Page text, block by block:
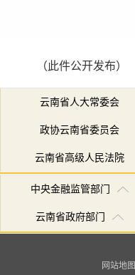
（此件公开发布）
云南省人大常委会
政协云南省委员会
云南省高级人民法院
中央金融监管部门
云南省政府部门
网站地图